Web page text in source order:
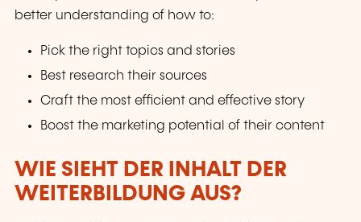
better understanding of how to:
Pick the right topics and stories
Best research their sources
Craft the most efficient and effective story
Boost the marketing potential of their content
WIE SIEHT DER INHALT DER
WEITERBILDUNG AUS?